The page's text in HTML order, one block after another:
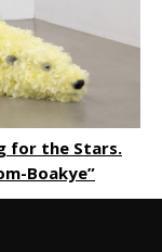
for the Stars.
Boakye”